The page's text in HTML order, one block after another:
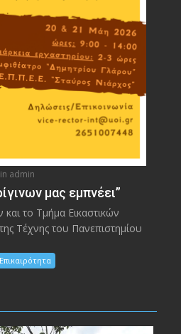
admin
μας εμπνέει”
το Τμήμα Εικαστικών
Τέχνης του Πανεπιστημίου
Επικαιρότητα